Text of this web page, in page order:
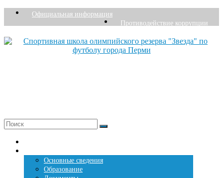
ПерейтиОфициальная информация
Противодействие коррупции
Меню
Основные сведения
Образование